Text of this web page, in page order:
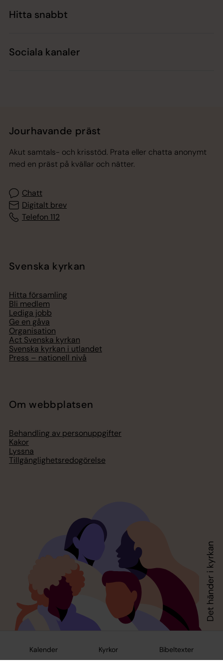
Kalender Kyrkor Bibeltexter
Hitta snabbt
Sociala kanaler
Jourhavande präst
Akut samtals- och krisstöd. Prata eller chatta anonymt
med en präst på kvällar och nätter.
Chatt
Digitalt brev
Telefon 112
Svenska kyrkan
Hitta församling
Bli medlem
Lediga jobb
Ge en gåva
Organisation
Act Svenska kyrkan
Svenska kyrkan i utlandet
Press – nationell nivå
Om webbplatsen
Behandling av personuppgifter
Kakor
Lyssna
Tillgänglighetsredogörelse